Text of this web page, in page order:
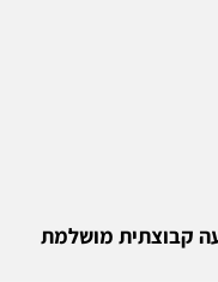
נסיעה קבוצתית מושלמת